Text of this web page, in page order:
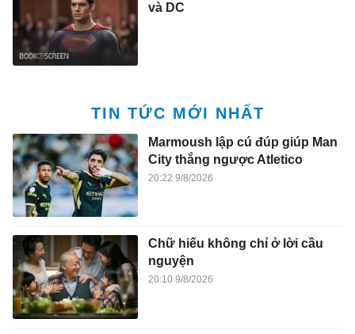
và DC
TIN TỨC MỚI NHẤT
Marmoush lập cú đúp giúp Man
City thắng ngược Atletico
20:22 9/8/2026
Chữ hiếu không chỉ ở lời cầu
nguyện
20:10 9/8/2026